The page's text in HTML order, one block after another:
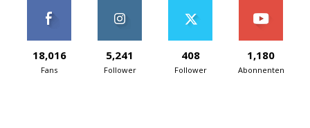
18,016
Fans
5,241
Follower
408
Follower
1,180
Abonnenten